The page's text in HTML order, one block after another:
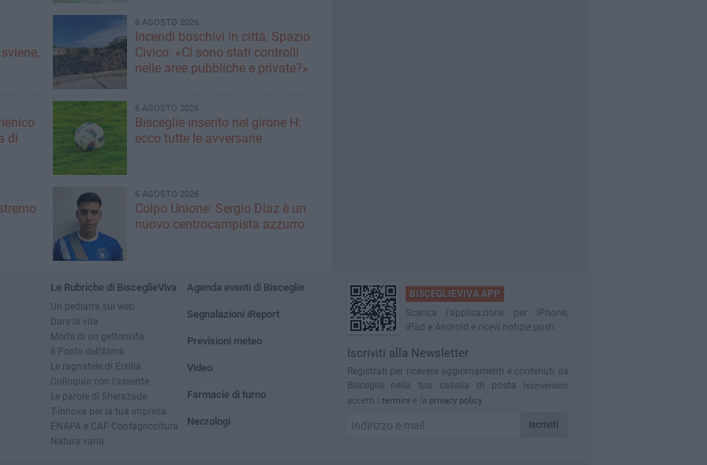
6 AGOSTO 2026
Incendi boschivi in città, Spazio
Civico: «Ci sono stati controlli
nelle aree pubbliche e private?»
di
6 AGOSTO 2026
Bisceglie inserito nel girone H:
ecco tutte le avversarie
6 AGOSTO 2026
Colpo Unione: Sergio Diaz è un
nuovo centrocampista azzurro
Le Rubriche di BisceglieViva
Un pediatra sul web
Dare la vita
Morte di un gettonista
Il Ponte dell'Almà
Le ragnatele di Ersilia
Colloquio con l'assente
Le parole di Sherazade
T-innova per la tua impresa
ENAPA e CAF Confagricoltura
Natura varia
Agenda eventi di Bisceglie
Segnalazioni iReport
Previsioni meteo
Video
Farmacie di turno
Necrologi
BISCEGLIEVIVA APP
Scarica l'applicazione per iPhone,
iPad e Android e ricevi notizie push
Iscriviti alla Newsletter
Registrati per ricevere aggiornamenti e contenuti da
Bisceglie nella tua casella di posta
Iscrivendoti
accetti i termini e la privacy policy
Iscriviti